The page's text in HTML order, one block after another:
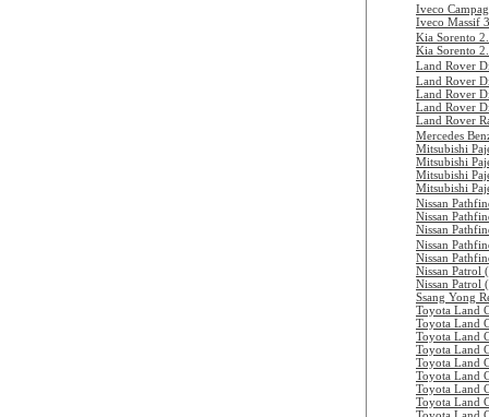
Iveco
Iveco Massif
Kia Sorento
Kia Sorento
Land Rover
Land Rover
Land Rover
Land Rover
Land Rover
Mercedes
Mitsubishi
Mitsubishi
Mitsubishi
Mitsubishi
Nissan
Nissan
Nissan
Nissan
Nissan
Nissan Patrol
Nissan Patrol
Ssang Yong
Toyota Land
Toyota Land
Toyota Land
Toyota Land
Toyota Land
Toyota Land
Toyota Land
Toyota Land